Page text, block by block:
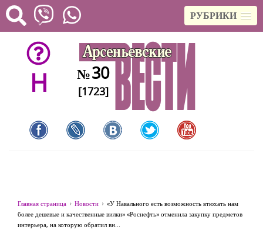
РУБРИКИ
H №30
[1723]
Главная страница Новости
«У Навального есть возможность втюхать нам
более дешевые и качественные вилки» «Роснефть» отменила закупку предметов
интерьера, на которую обратил вн...